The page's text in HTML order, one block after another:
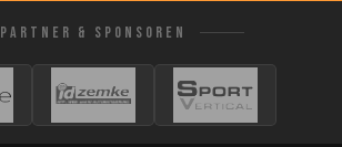
PARTNER & SPONSOREN